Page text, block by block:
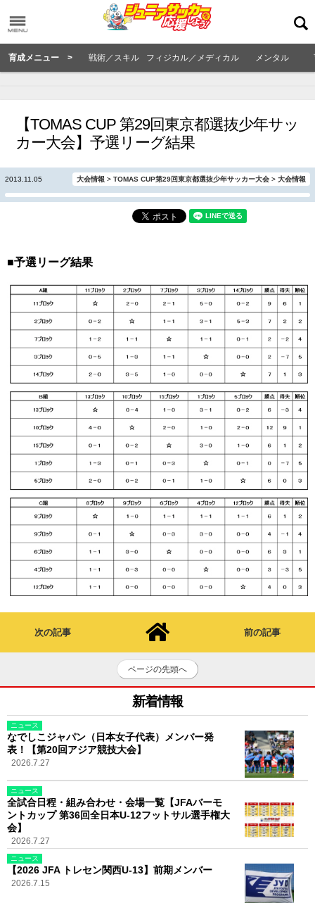
育成メニュー > 戦術／スキル フィジカル／メディカル メンタル
【TOMAS CUP 第29回東京都選抜少年サッ
カー大会】予選リーグ結果
2013.11.05 大会情報 > TOMAS CUP第29回東京都選抜少年サッカー大会 > 大会情報
■予選リーグ結果
次の記事 前の記事
ページの先頭へ
新着情報
ニュース
なでしこジャパン（日本女子代表）メンバー発
表！【第20回アジア競技大会】
2026.7.27
ニュース
全試合日程・組み合わせ・会場一覧【JFAバーモ
ントカップ 第36回全日本U-12フットサル選手権大
会】
2026.7.27
ニュース
【2026 JFA トレセン関西U-13】前期メンバー
2026.7.15